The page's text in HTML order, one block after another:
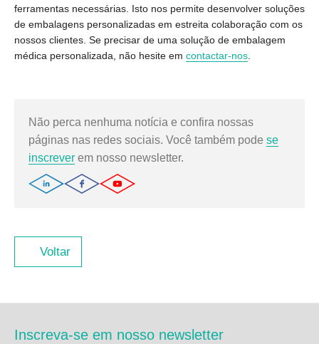
ferramentas necessárias. Isto nos permite desenvolver soluções
de embalagens personalizadas em estreita colaboração com os
nossos clientes. Se precisar de uma solução de embalagem
médica personalizada, não hesite em contactar-nos
Não perca nenhuma notícia e confira nossas
páginas nas redes sociais. Você também pode se
inscrever em nosso newsletter.
Voltar
Inscreva-se em nosso newsletter